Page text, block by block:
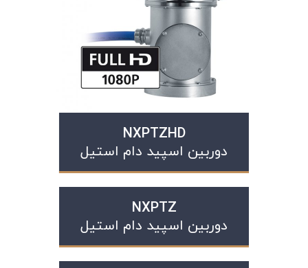
NXPTZHD
دوربین اسپید دام استیل
NXPTZ
دوربین اسپید دام استیل